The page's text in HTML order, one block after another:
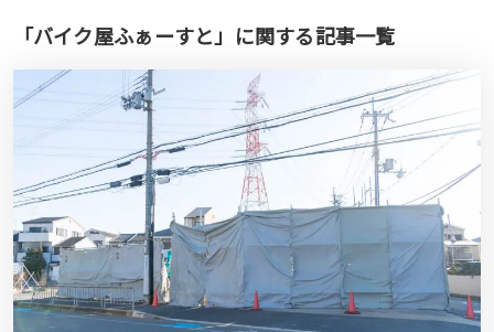
「バイク屋ふぁーすと」に関する記事一覧